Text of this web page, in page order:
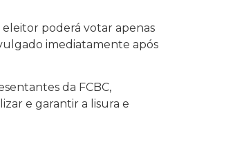
eleitor poderá votar apenas
imediatamente após
da FCBC,
e garantir a lisura e